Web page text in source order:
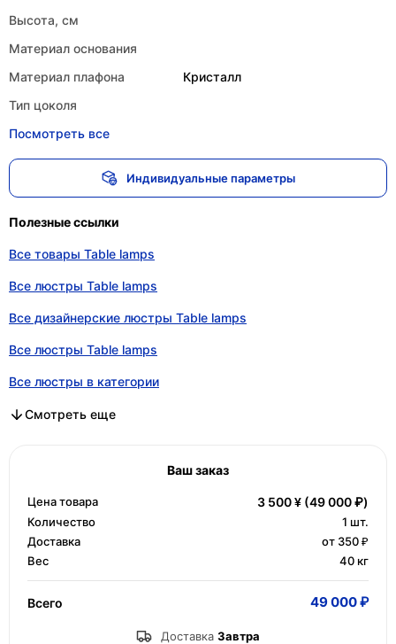
Высота, см
Материал основания
Материал плафона
Кристалл
Тип цоколя
Посмотреть все
Индивидуальные параметры
Полезные ссылки
Все товары Table lamps
Все люстры Table lamps
Все дизайнерские люстры Table lamps
Все люстры Table lamps
Все люстры в категории
Все дизайнерские люстры в категории
Все люстры в категории
Смотреть еще
Ваш заказ
Цена товара 3 500 ¥ (49 000 ₽)
Количество 1 шт.
Доставка
от 350 ₽
Вес
40 кг
Всего 49 000 ₽
Доставка Завтра